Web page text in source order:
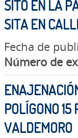
SITO EN LA
SITA EN
Fecha de
Número de
POLÍGONO
VALDEMORO